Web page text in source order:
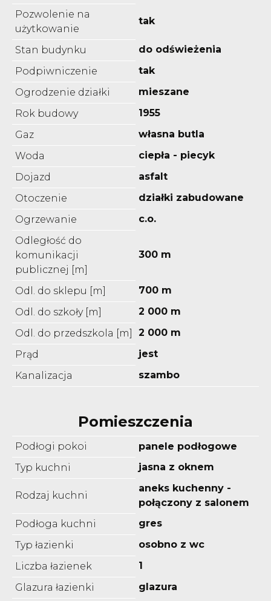
Pozwolenie na
użytkowanie
tak
Stan budynku
do odświeżenia
Podpiwniczenie
tak
Ogrodzenie działki
mieszane
Rok budowy
1955
Gaz
własna butla
Woda
ciepła - piecyk
Dojazd
asfalt
Otoczenie
działki zabudowane
Ogrzewanie
c.o.
Odległość do
komunikacji
publicznej [m]
300 m
Odl. do sklepu [m]
700 m
Odl. do szkoły [m]
2 000 m
Odl. do przedszkola [m]
2 000 m
Prąd
jest
Kanalizacja
szambo
Pomieszczenia
Podłogi pokoi
panele podłogowe
Typ kuchni
jasna z oknem
Rodzaj kuchni
aneks kuchenny -
połączony z salonem
Podłoga kuchni
gres
Typ łazienki
osobno z wc
Liczba łazienek
1
Glazura łazienki
glazura